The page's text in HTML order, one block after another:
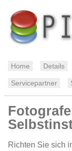
Home Details
Servicepartner
Richten Sie sich